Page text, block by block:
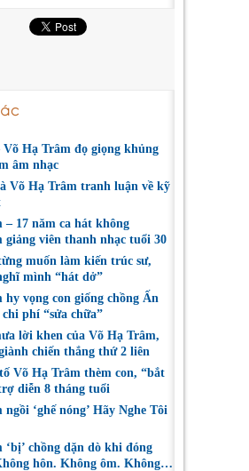
Hạ Trâm đọ giọng khủng
âm nhạc
Võ Hạ Trâm tranh luận về kỹ
– 17 năm ca hát không
giảng viên thanh nhạc tuổi 30
muốn làm kiến trúc sư,
mình “hát dở”
hy vọng con giống chồng Ấn
phí “sửa chữa”
lời khen của Võ Hạ Trâm,
chiến thắng thứ 2 liên
Võ Hạ Trâm thèm con, “bắt
diễn 8 tháng tuổi
‘ghế nóng’ Hãy Nghe Tôi
‘bị’ chồng dặn dò khi đóng
hôn. Không ôm. Không…